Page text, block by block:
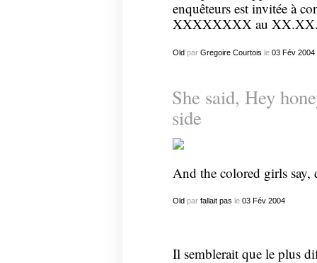
enquêteurs est invitée à
XXXXXXXX au
Oldpar Gregoire Courtois le 03 Fév 2004
She said, Hey
side
And the colored girls
Old par fallait pas le 03 Fév 2004
Il semblerait que le plus